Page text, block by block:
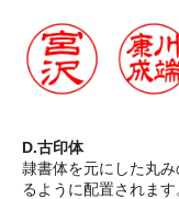
D.古印体
隷書体を元にした丸
るように配置されます